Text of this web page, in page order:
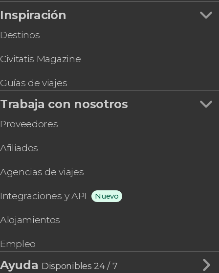
Inspiración
Destinos
Civitatis Magazine
Guías de viajes
Trabaja con nosotros
Proveedores
Afiliados
Agencias de viajes
Integraciones y API Nuevo
Alojamientos
Empleo
Ayuda Disponibles 24 / 7